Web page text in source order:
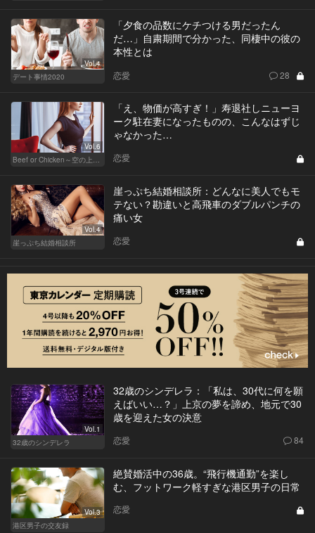
Vol.4
デート事情2020
「夕食の品数にケチつける男だったん
だ…」自粛期間で分かった、同棲中の彼の
本性とは
恋愛 28
Vol.6
Beef or Chicken～空の上の恋愛模様～
「え、物価が高すぎ！」寿退社しニューヨ
ーク駐在妻になったものの、こんなはずじ
ゃなかった…
恋愛
Vol.4
崖っぷち結婚相談所
崖っぷち結婚相談所：どんなに美人でもモ
テない？勘違いと高飛車のダブルパンチの
痛い女
恋愛
Vol.1
32歳のシンデレラ
32歳のシンデレラ：「私は、30代に何を願
えばいい…？」上京の夢を諦め、地元で30
歳を迎えた女の決意
恋愛 84
Vol.3
港区男子の交友録
絶賛婚活中の36歳。“飛行機通勤”を楽し
む、フットワーク軽すぎな港区男子の日常
恋愛